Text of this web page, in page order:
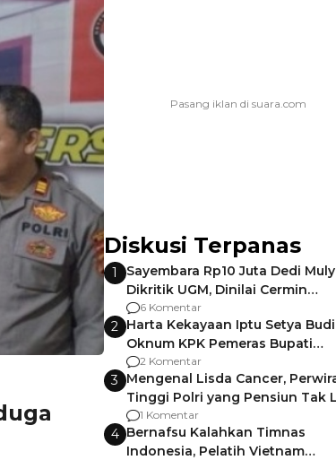
Diskusi Terpanas
1
Sayembara Rp10 Juta Dedi
Dikritik UGM, Dinilai Cermin
Gagalnya Negara Jamin
6 Komentar
2 Harta Kekayaan Iptu Setya Budi
Oknum KPK Pemeras Bupati
Pemalang
2 Komentar
3 Mengenal Lisda Cancer,
Tinggi Polri yang Pensiun Tak
Usai Jadi Brigjen
1 Komentar
4 Bernafsu Kalahkan Timnas
Indonesia, Pelatih Vietnam